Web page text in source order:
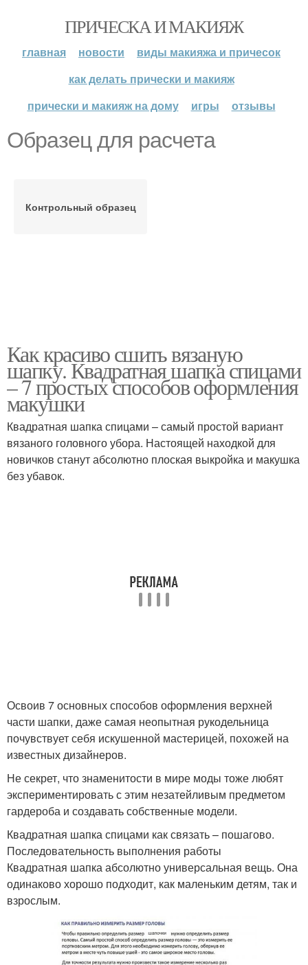
ПРИЧЕСКА И МАКИЯЖ
главная новости
виды макияжа и причесок
как делать прически и макияж
прически и макияж на дому
игры отзывы
Образец для расчета
Контрольный образец
Как красиво сшить вязаную
шапку. Квадратная шапка спицами
– 7 простых способов оформления
макушки
Квадратная шапка спицами – самый простой вариант
вязаного головного убора. Настоящей находкой для
новичков станут абсолютно плоская выкройка и макушка
без убавок.
Освоив 7 основных способов оформления верхней
части шапки, даже самая неопытная рукодельница
почувствует себя искушенной мастерицей, похожей на
известных дизайнеров.
Не секрет, что знаменитости в мире моды тоже любят
экспериментировать с этим незатейливым предметом
гардероба и создавать собственные модели.
Квадратная шапка спицами как связать – пошагово.
Последовательность выполнения работы
Квадратная шапка абсолютно универсальная вещь. Она
одинаково хорошо подходит, как маленьким детям, так и
взрослым.